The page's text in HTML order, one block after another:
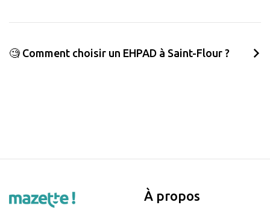
🧐 Comment choisir un EHPAD à Saint-Flour ?
À propos